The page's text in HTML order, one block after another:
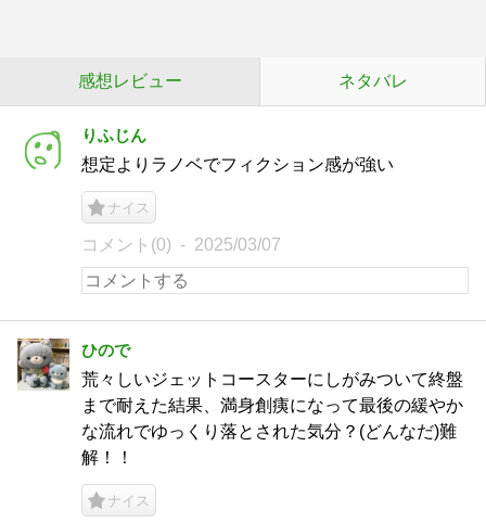
感想レビュー ネタバレ
りふじん
想定よりラノベでフィクション感が強い
ナイス
コメント(0) 2025/03/07
ひので
荒々しいジェットコースターにしがみついて終盤
まで耐えた結果、満身創痍になって最後の緩やか
な流れでゆっくり落とされた気分？(どんなだ)難
解！！
ナイス